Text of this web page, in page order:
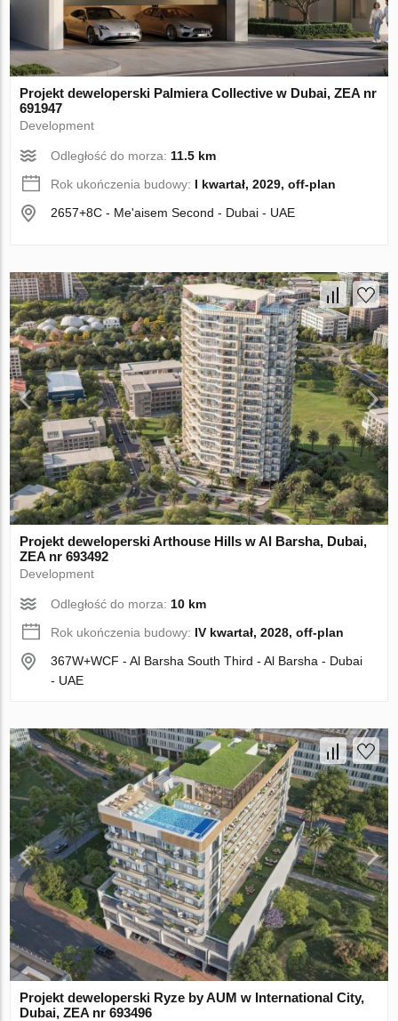
Projekt deweloperski Palmiera Collective w Dubai, ZEA nr
691947
Development
Odległość do morza: 11.5 km
Rok ukończenia budowy: I kwartał, 2029, off-plan
2657+8C - Me'aisem Second - Dubai - UAE
Projekt deweloperski Arthouse Hills w Al Barsha, Dubai,
ZEA nr 693492
Development
Odległość do morza: 10 km
Rok ukończenia budowy: IV kwartał, 2028, off-plan
367W+WCF - Al Barsha South Third - Al Barsha - Dubai
- UAE
Projekt deweloperski Ryze by AUM w International City,
Dubai, ZEA nr 693496